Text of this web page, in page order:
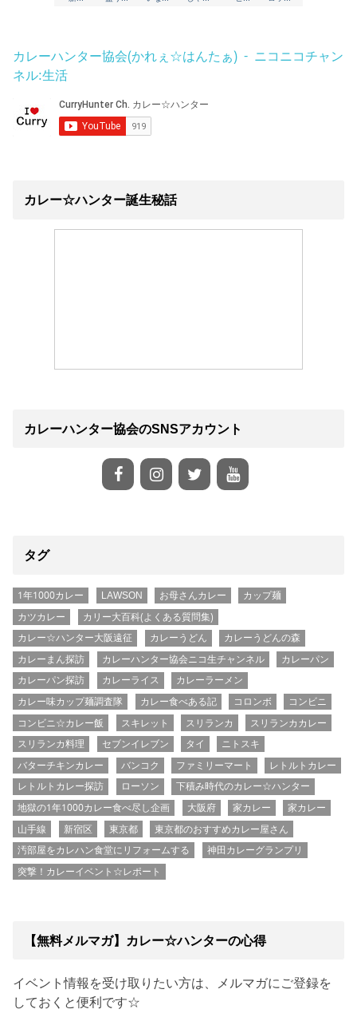
カレーハンター協会(かれぇ☆はんたぁ) - ニコニコチャン
ネル:生活
カレー☆ハンター誕生秘話
カレーハンター協会のSNSアカウント
タグ
1年1000カレー LAWSON お母さんカレー
カップ麺
カツカレー
カリー大百科(よくある質問集)
カレー☆ハンター大阪遠征
カレーうどん
カレーうどんの森
カレーまん探訪
カレーハンター協会ニコ生チャンネル
カレーパン
カレーパン探訪
カレーライス
カレーラーメン
カレー味カップ麺調査隊
カレー食べある記 コロンボ
コンビニ
コンビニ☆カレー飯
スキレット スリランカ
スリランカカレー
スリランカ料理
セブンイレブン タイ
ニトスキ
バターチキンカレー
バンコク ファミリーマート
レトルトカレー
レトルトカレー探訪
ローソン
下積み時代のカレー☆ハンター
地獄の1年1000カレー食べ尽し企画
大阪府 家カレー
家カレー
山手線
新宿区 東京都
東京都のおすすめカレー屋さん
汚部屋をカレハン食堂にリフォームする
神田カレーグランプリ
突撃！カレーイベント☆レポート
【無料メルマガ】カレー☆ハンターの心得
イベント情報を受け取りたい方は、メルマガにご登録を
しておくと便利です☆